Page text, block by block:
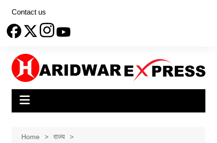
content
Contact us
Home
राज्य